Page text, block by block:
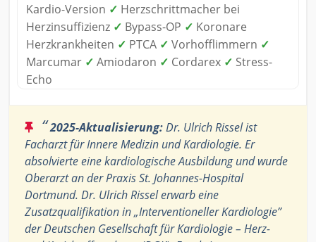
Kardio-Version ✓ Herzschrittmacher bei
Herzinsuffizienz ✓ Bypass-OP ✓ Koronare
Herzkrankheiten ✓ PTCA ✓ Vorhofflimmern ✓
Marcumar ✓ Amiodaron ✓ Cordarex ✓ Stress-
Echo
“2025-Aktualisierung:Dr. Ulrich Rissel ist
Facharzt für Innere Medizin und Kardiologie. Er
absolvierte eine kardiologische Ausbildung und wurde
Oberarzt an der Praxis St. Johannes-Hospital
Dortmund. Dr. Ulrich Rissel erwarb eine
Zusatzqualifikation in „Interventioneller Kardiologie”
der Deutschen Gesellschaft für Kardiologie – Herz-